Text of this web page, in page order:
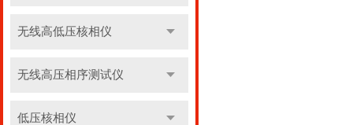
无线高低压核相仪
无线高压相序测试仪
低压核相仪